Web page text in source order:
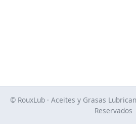
© RouxLub · Aceites y Grasas
Reservados